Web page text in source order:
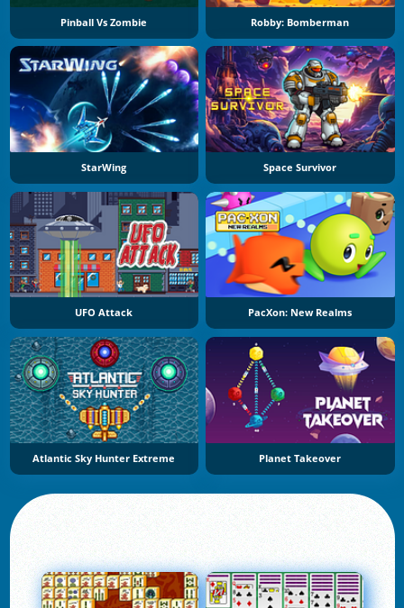
Pinball Vs Zombie Robby: Bomberman
StarWing Space Survivor
UFO Attack PacXon: New Realms
Atlantic Sky Hunter Extreme Planet Takeover